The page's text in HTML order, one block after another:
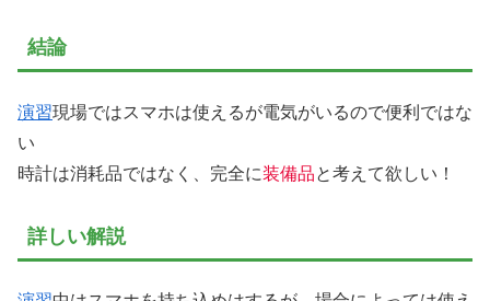
結論
演習現場ではスマホは使えるが電気がいるので便利ではな
い
時計は消耗品ではなく、完全に装備品と考えて欲しい！
詳しい解説